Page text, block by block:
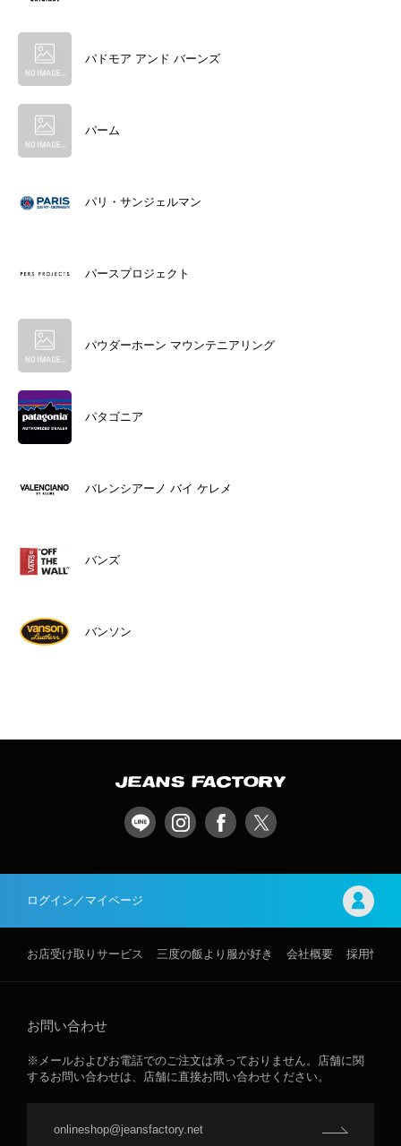
パドモア アンド バーンズ
パーム
パリ・サンジェルマン
パースプロジェクト
パウダーホーン マウンテニアリング
パタゴニア
バレンシアーノ バイ ケレメ
バンズ
バンソン
ログイン／マイページ
お店受け取りサービス 三度の飯より服が好き 会社概要 採用情報
お問い合わせ
※メールおよびお電話でのご注文は承っておりません。店舗に関
するお問い合わせは、店舗に直接お問い合わせください。
onlineshop@jeansfactory.net